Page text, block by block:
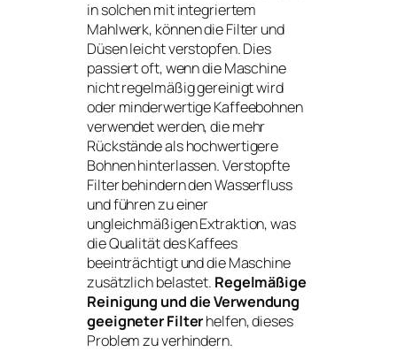
in solchen mit integriertem
Mahlwerk, können die Filter und
Düsen leicht verstopfen. Dies
passiert oft, wenn die Maschine
nicht regelmäßig gereinigt wird
oder minderwertige Kaffeebohnen
verwendet werden, die mehr
Rückstände als hochwertigere
Bohnen hinterlassen. Verstopfte
Filter behindern den Wasserfluss
und führen zu einer
ungleichmäßigen Extraktion, was
die Qualität des Kaffees
beeinträchtigt und die Maschine
zusätzlich belastet. Regelmäßige
Reinigung und die Verwendung
geeigneter Filterhelfen, dieses
Problem zu verhindern.